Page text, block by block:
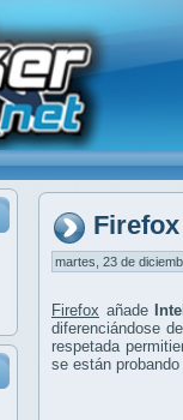
martes, 23 de
Firefox añade
diferenciándose
respetada
se están